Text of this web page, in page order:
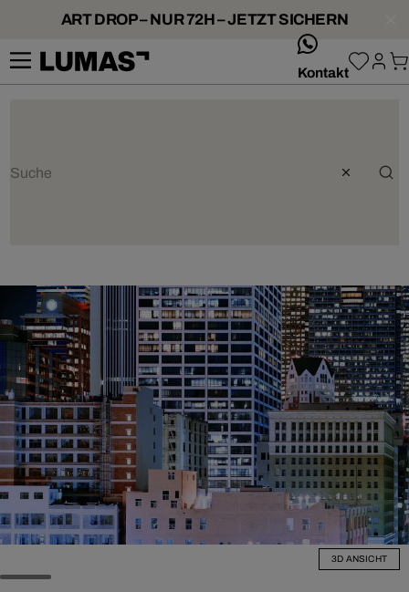
ART DROP – NUR 72H – JETZT SICHERN
Kontakt
3D ANSICHT